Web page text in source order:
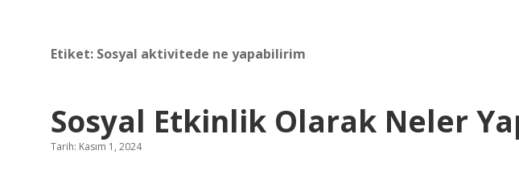
Etiket: Sosyal aktivitede ne yapabilirim
Sosyal Etkinlik Olarak Neler
Tarih: Kasım 1, 2024